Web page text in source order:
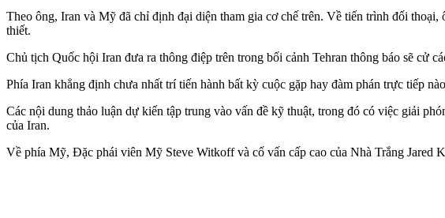
Theo ông, Iran và Mỹ đã chỉ định đại diện tham gia cơ chế trên. Về tiến trình đối
thiết.
Chủ tịch Quốc hội Iran đưa ra thông điệp trên trong bối cảnh Tehran thông báo sẽ cử
Phía Iran khẳng định chưa nhất trí tiến hành bất kỳ cuộc gặp hay đàm phán trực tiếp
Các nội dung thảo luận dự kiến tập trung vào vấn đề kỹ thuật, trong đó có việc giải
của Iran.
Về phía Mỹ, Đặc phái viên Mỹ Steve Witkoff và cố vấn cấp cao của Nhà Trắng Jared